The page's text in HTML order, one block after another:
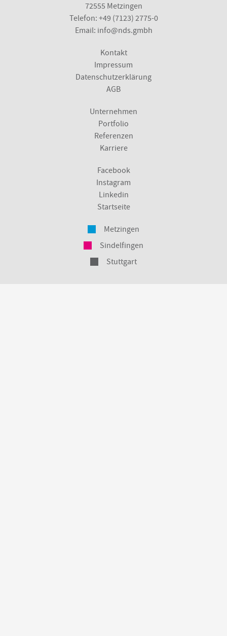
72555 Metzingen
Telefon: +49 (7123) 2775-0
Email: info@nds.gmbh
Kontakt
Impressum
Datenschutzerklärung
AGB
Unternehmen
Portfolio
Referenzen
Karriere
Facebook
Instagram
Linkedin
Startseite
Metzingen
Sindelfingen
Stuttgart